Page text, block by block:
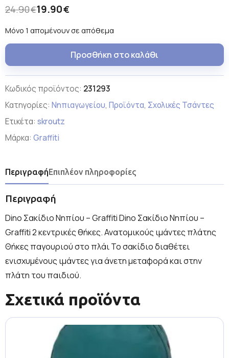
24.90€19.90€
Μόνο 1 απομένουν σε απόθεμα
Προσθήκη στο καλάθι
Κωδικός προϊόντος: 231293
Κατηγορίες: Νηπιαγωγείου, Προϊόντα, Σχολικές Τσάντες
Ετικέτα: skroutz
Μάρκα: Graffiti
ΠεριγραφήΕπιπλέον πληροφορίες
Περιγραφή
Dino Σακίδιο Νηπίου – Graffiti Dino Σακίδιο Νηπίου –
Graffiti 2 κεντρικές θήκες. Ανατομικούς ιμάντες πλάτης
Θήκες παγουριού στο πλάι Το σακίδιο διαθέτει
ενισχυμένους ιμάντες για άνετη μεταφορά και στην
πλάτη του παιδιού.
Σχετικά προϊόντα